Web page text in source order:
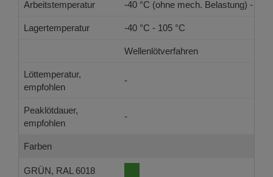
Arbeitstemperatur -40 °C (ohne mech. Belastung) - 105
Lagertemperatur -40 °C - 105 °C
Wellenlötverfahren
Löttemperatur,
empfohlen
-
Peaklötdauer,
empfohlen
-
Farben
GRÜN, RAL 6018